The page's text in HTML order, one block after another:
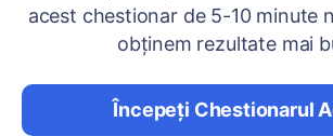
acest chestionar de 5-10 minute
obținem rezultate mai
Începeți Chestionarul